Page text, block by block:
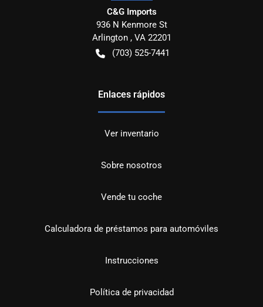
C&G Imports
936 N Kenmore St
Arlington, VA 22201
(703) 525-7441
Enlaces rápidos
Ver inventario
Sobre nosotros
Vende tu coche
Calculadora de préstamos para automóviles
Instrucciones
Política de privacidad